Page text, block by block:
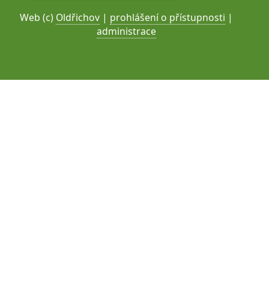
Web (c) Oldřichov | prohlášení o přístupnosti |
administrace